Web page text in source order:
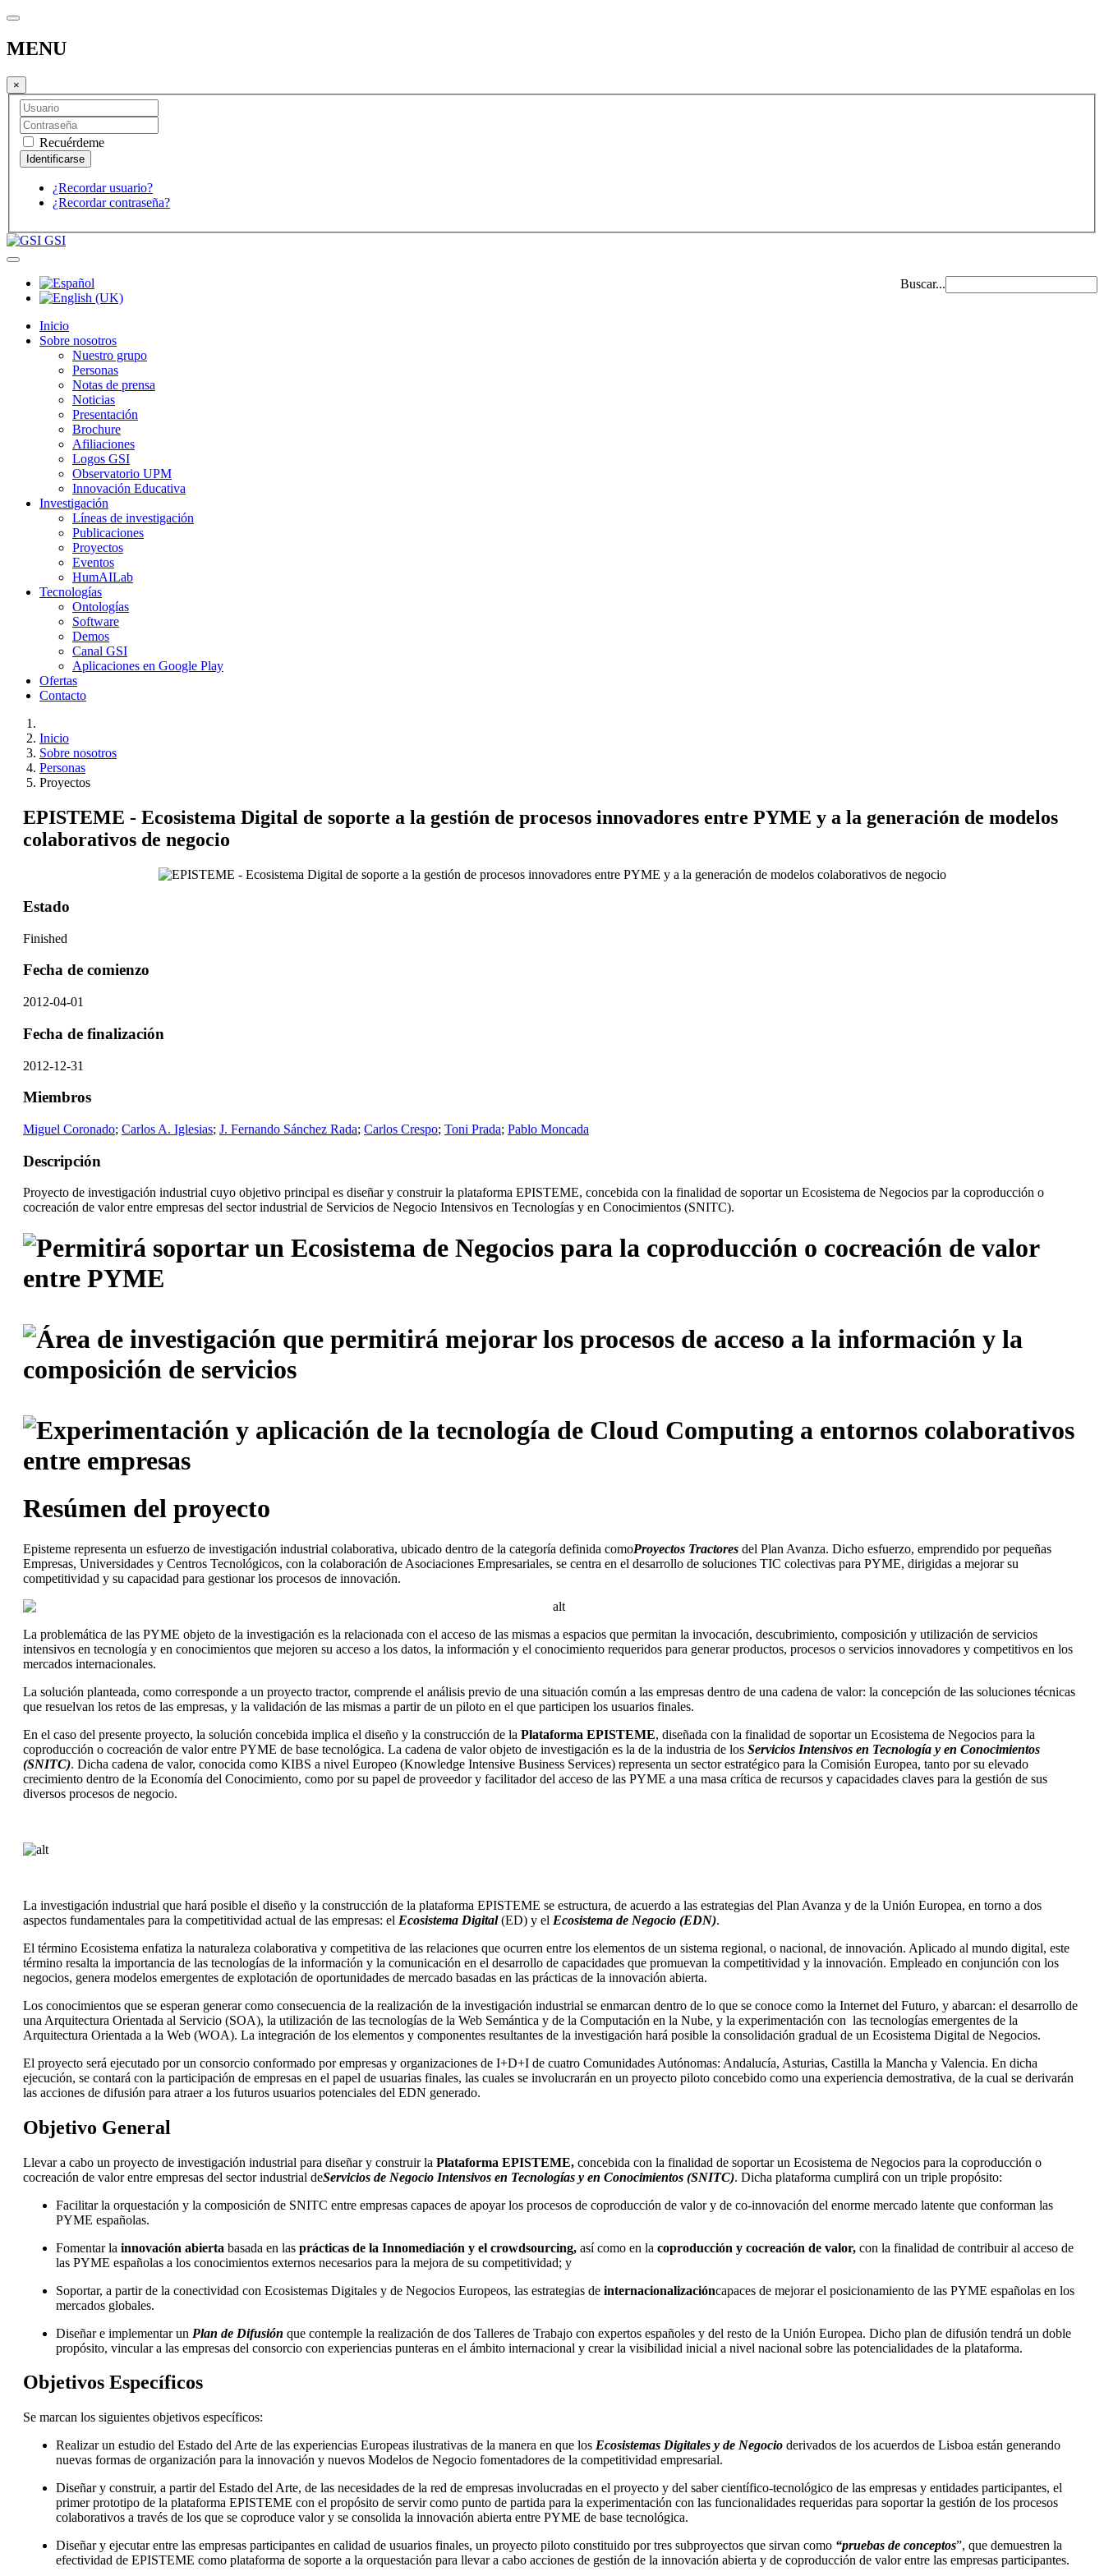
MENU
×
Recuérdeme
¿Recordar usuario?
¿Recordar contraseña?
GSI
Buscar...
Inicio
Sobre nosotros
Nuestro grupo
Personas
Notas de prensa
Noticias
Presentación
Brochure
Afiliaciones
Logos GSI
Observatorio UPM
Innovación Educativa
Investigación
Líneas de investigación
Publicaciones
Proyectos
Eventos
HumAILab
Tecnologías
Ontologías
Software
Demos
Canal GSI
Aplicaciones en Google Play
Ofertas
Contacto
Inicio
Sobre nosotros
Personas
Proyectos
EPISTEME - Ecosistema Digital de soporte a la gestión de procesos innovadores entre PYME y a la generación de modelos
colaborativos de negocio
Estado
Finished
Fecha de comienzo
2012-04-01
Fecha de finalización
2012-12-31
Miembros
Miguel Coronado; Carlos A. Iglesias; J. Fernando Sánchez Rada; Carlos Crespo; Toni Prada; Pablo Moncada
Descripción
Proyecto de investigación industrial cuyo objetivo principal es diseñar y construir la plataforma EPISTEME, concebida con la finalidad de soportar un Ecosistema de Negocios par la coproducción o
cocreación de valor entre empresas del sector industrial de Servicios de Negocio Intensivos en Tecnologías y en Conocimientos (SNITC).
Resúmen del proyecto
Episteme representa un esfuerzo de investigación industrial colaborativa, ubicado dentro de la categoría definida comoProyectos Tractores del Plan Avanza. Dicho esfuerzo, emprendido por pequeñas
Empresas, Universidades y Centros Tecnológicos, con la colaboración de Asociaciones Empresariales, se centra en el desarrollo de soluciones TIC colectivas para PYME, dirigidas a mejorar su
competitividad y su capacidad para gestionar los procesos de innovación.
La problemática de las PYME objeto de la investigación es la relacionada con el acceso de las mismas a espacios que permitan la invocación, descubrimiento, composición y utilización de servicios
intensivos en tecnología y en conocimientos que mejoren su acceso a los datos, la información y el conocimiento requeridos para generar productos, procesos o servicios innovadores y competitivos en los
mercados internacionales.
La solución planteada, como corresponde a un proyecto tractor, comprende el análisis previo de una situación común a las empresas dentro de una cadena de valor: la concepción de las soluciones técnicas
que resuelvan los retos de las empresas, y la validación de las mismas a partir de un piloto en el que participen los usuarios finales.
En el caso del presente proyecto, la solución concebida implica el diseño y la construcción de la Plataforma EPISTEME, diseñada con la finalidad de soportar un Ecosistema de Negocios para la
coproducción o cocreación de valor entre PYME de base tecnológica. La cadena de valor objeto de investigación es la de la industria de los Servicios Intensivos en Tecnología y en Conocimientos
(SNITC). Dicha cadena de valor, conocida como KIBS a nivel Europeo (Knowledge Intensive Business Services) representa un sector estratégico para la Comisión Europea, tanto por su elevado
crecimiento dentro de la Economía del Conocimiento, como por su papel de proveedor y facilitador del acceso de las PYME a una masa crítica de recursos y capacidades claves para la gestión de sus
diversos procesos de negocio.
La investigación industrial que hará posible el diseño y la construcción de la plataforma EPISTEME se estructura, de acuerdo a las estrategias del Plan Avanza y de la Unión Europea, en torno a dos
aspectos fundamentales para la competitividad actual de las empresas: el Ecosistema Digital(ED) y el Ecosistema de Negocio (EDN).
El término Ecosistema enfatiza la naturaleza colaborativa y competitiva de las relaciones que ocurren entre los elementos de un sistema regional, o nacional, de innovación. Aplicado al mundo digital, este
término resalta la importancia de las tecnologías de la información y la comunicación en el desarrollo de capacidades que promuevan la competitividad y la innovación. Empleado en conjunción con los
negocios, genera modelos emergentes de explotación de oportunidades de mercado basadas en las prácticas de la innovación abierta.
Los conocimientos que se esperan generar como consecuencia de la realización de la investigación industrial se enmarcan dentro de lo que se conoce como la Internet del Futuro, y abarcan: el desarrollo de
una Arquitectura Orientada al Servicio (SOA), la utilización de las tecnologías de la Web Semántica y de la Computación en la Nube, y la experimentación con las tecnologías emergentes de la
Arquitectura Orientada a la Web (WOA). La integración de los elementos y componentes resultantes de la investigación hará posible la consolidación gradual de un Ecosistema Digital de Negocios.
El proyecto será ejecutado por un consorcio conformado por empresas y organizaciones de I+D+I de cuatro Comunidades Autónomas: Andalucía, Asturias, Castilla la Mancha y Valencia. En dicha
ejecución, se contará con la participación de empresas en el papel de usuarias finales, las cuales se involucrarán en un proyecto piloto concebido como una experiencia demostrativa, de la cual se derivarán
las acciones de difusión para atraer a los futuros usuarios potenciales del EDN generado.
Objetivo General
Llevar a cabo un proyecto de investigación industrial para diseñar y construir la Plataforma EPISTEME, concebida con la finalidad de soportar un Ecosistema de Negocios para la coproducción o
cocreación de valor entre empresas del sector industrial deServicios de Negocio Intensivos en Tecnologías y en Conocimientos (SNITC). Dicha plataforma cumplirá con un triple propósito:
Facilitar la orquestación y la composición de SNITC entre empresas capaces de apoyar los procesos de coproducción de valor y de co-innovación del enorme mercado latente que conforman las
PYME españolas.
Fomentar la innovación abierta basada en las prácticas de la Innomediación y el crowdsourcing, así como en la coproducción y cocreación de valor, con la finalidad de contribuir al acceso de
las PYME españolas a los conocimientos externos necesarios para la mejora de su competitividad; y
Soportar, a partir de la conectividad con Ecosistemas Digitales y de Negocios Europeos, las estrategias de internacionalizacióncapaces de mejorar el posicionamiento de las PYME españolas en los
mercados globales.
Diseñar e implementar un Plan de Difusión que contemple la realización de dos Talleres de Trabajo con expertos españoles y del resto de la Unión Europea. Dicho plan de difusión tendrá un doble
propósito, vincular a las empresas del consorcio con experiencias punteras en el ámbito internacional y crear la visibilidad inicial a nivel nacional sobre las potencialidades de la plataforma.
Objetivos Específicos
Se marcan los siguientes objetivos específicos:
Realizar un estudio del Estado del Arte de las experiencias Europeas ilustrativas de la manera en que los Ecosistemas Digitales y de Negocio derivados de los acuerdos de Lisboa están generando
nuevas formas de organización para la innovación y nuevos Modelos de Negocio fomentadores de la competitividad empresarial.
Diseñar y construir, a partir del Estado del Arte, de las necesidades de la red de empresas involucradas en el proyecto y del saber científico-tecnológico de las empresas y entidades participantes, el
primer prototipo de la plataforma EPISTEME con el propósito de servir como punto de partida para la experimentación con las funcionalidades requeridas para soportar la gestión de los procesos
colaborativos a través de los que se coproduce valor y se consolida la innovación abierta entre PYME de base tecnológica.
Diseñar y ejecutar entre las empresas participantes en calidad de usuarios finales, un proyecto piloto constituido por tres subproyectos que sirvan como “pruebas de conceptos”, que demuestren la
efectividad de EPISTEME como plataforma de soporte a la orquestación para llevar a cabo acciones de gestión de la innovación abierta y de coproducción de valor entre las empresas participantes.